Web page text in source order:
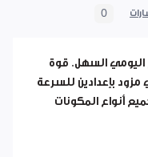
0
اليومي السهل. قوة
مزود بإعدادين للسرعة
أنواع المكونات